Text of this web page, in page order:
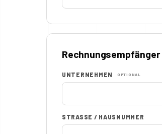
Rechnungsempfänger
UNTERNEHMEN OPTIONAL
STRASSE / HAUSNUMMER